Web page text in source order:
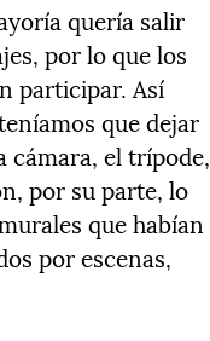
quería salir
por lo que los
participar. Así
que dejar
cámara, el trípode,
por su parte, lo
que habían
por escenas,